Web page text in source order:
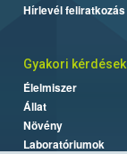
Hírlevél feliratkozás
Gyakori kérdések
Élelmiszer
Állat
Növény
Laboratóriumok